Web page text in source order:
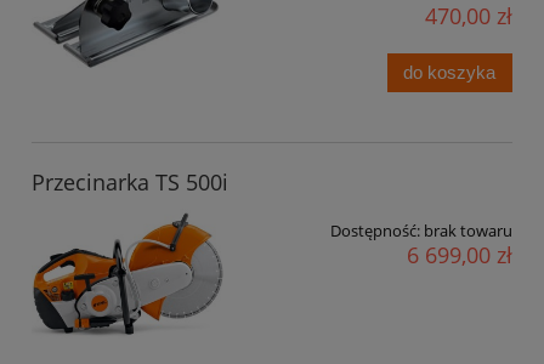
470,00 zł
do koszyka
Przecinarka TS 500i
Dostępność: brak towaru
6 699,00 zł